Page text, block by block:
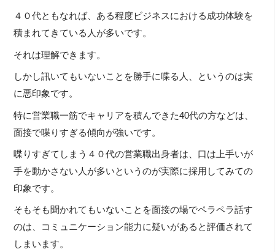
４０代ともなれば、ある程度ビジネスにおける成功体験を
積まれてきている人が多いです。
それは理解できます。
しかし訊いてもいないことを勝手に喋る人、というのは実
に悪印象です。
特に営業職一筋でキャリアを積んできた40代の方などは、
面接で喋りすぎる傾向が強いです。
喋りすぎてしまう４０代の営業職出身者は、口は上手いが
手を動かさない人が多いというのが実際に採用してみての
印象です。
そもそも聞かれてもいないことを面接の場でペラペラ話す
のは、コミュニケーション能力に疑いがあると評価されて
しまいます。